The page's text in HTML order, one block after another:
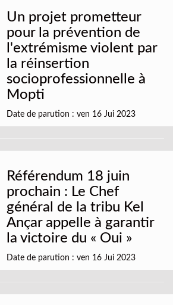
Un projet prometteur
pour la prévention de
l'extrémisme violent par
la réinsertion
socioprofessionnelle à
Mopti
Date de parution : ven 16 Jui 2023
Référendum 18 juin
prochain : Le Chef
général de la tribu Kel
Ançar appelle à garantir
la victoire du « Oui »
Date de parution : ven 16 Jui 2023